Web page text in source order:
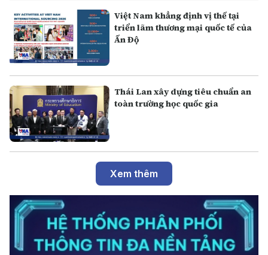
Việt Nam khẳng định vị thế tại
triển lãm thương mại quốc tế của
Ấn Độ
Thái Lan xây dựng tiêu chuẩn an
toàn trường học quốc gia
Xem thêm